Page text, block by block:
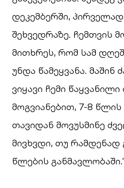
დეკემბერში,
შეხვედრაზე.
მითხრეს, რომ სამ
უნდა წამეყვანა.
ვიყავი ჩემი
მოგვიანებით, 7-8
თავიდან მოვუსმინე
მივხვდი, თუ რამდენად
წლების